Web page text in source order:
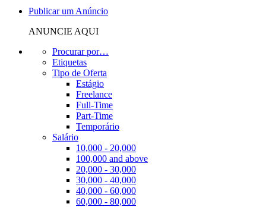
Publicar um Anúncio
ANUNCIE AQUI
Procurar por…
Etiquetas
Tipo de Oferta
Estágio
Freelance
Full-Time
Part-Time
Temporário
Salário
10,000 - 20,000
100,000 and above
20,000 - 30,000
30,000 - 40,000
40,000 - 60,000
60,000 - 80,000